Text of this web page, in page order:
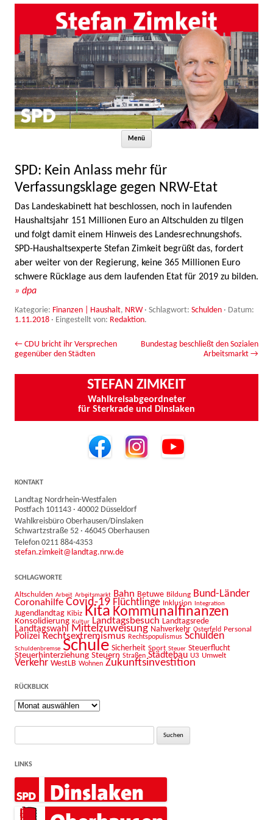
Menü
SPD: Kein Anlass mehr für
Verfassungsklage gegen NRW-Etat
Das Landeskabinett hat beschlossen, noch in laufenden
Haushaltsjahr 151 Millionen Euro an Altschulden zu tilgen
und folgt damit einem Hinweis des Landesrechnungshofs.
SPD-Haushaltsexperte Stefan Zimkeit begrüßt das, fordert
aber weiter von der Regierung, keine 365 Millionen Euro
schwere Rücklage aus dem laufenden Etat für 2019 zu bilden.
» dpa
Kategorie: Finanzen | Haushalt, NRW· Schlagwort: Schulden · Datum:
1.11.2018 · Eingestellt von: Redaktion.
Beitrags-Navigation
← CDU bricht ihr Versprechen
gegenüber den Städten
Bundestag beschließt den Sozialen
Arbeitsmarkt →
STEFAN ZIMKEIT
Wahlkreisabgeordneter
für Sterkrade und Dinslaken
KONTAKT
Landtag Nordrhein-Westfalen
Postfach 101143 · 40002 Düsseldorf
Wahlkreisbüro Oberhausen/Dinslaken
Schwartzstraße 52 · 46045 Oberhausen
Telefon 0211 884-4353
stefan.zimkeit@landtag.nrw.de
SCHLAGWORTE
Altschulden Arbeit Arbeitsmarkt Bahn Betuwe Bildung Bund-Länder
Coronahilfe Covid-19 Flüchtlinge Inklusion Integration
Jugendlandtag Kibiz Kita Kommunalfinanzen
Konsolidierung Kultur Landtagsbesuch Landtagsrede
Landtagswahl Mittelzuweisung Nahverkehr Osterfeld Personal
Polizei Rechtsextremismus Rechtspopulismus Schulden
Schuldenbremse Schule Sicherheit Sport Steuer Steuerflucht
Steuerhinterziehung Steuern Straßen Städtebau U3 Umwelt
Verkehr WestLB Wohnen Zukunftsinvestition
RÜCKBLICK
Rückblick
Suche
LINKS